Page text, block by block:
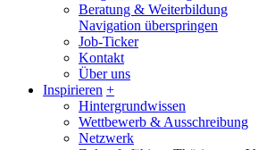
Beratung & Weiterbildung
Navigation überspringen
Job-Ticker
Kontakt
Über uns
Inspirieren +
Hintergrundwissen
Wettbewerb & Ausschreibung
Netzwerk